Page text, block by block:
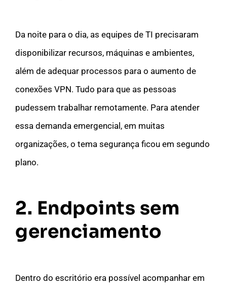
Da noite para o dia, as equipes de TI precisaram
disponibilizar recursos, máquinas e ambientes,
além de adequar processos para o aumento de
conexões VPN. Tudo para que as pessoas
pudessem trabalhar remotamente. Para atender
essa demanda emergencial, em muitas
organizações, o tema segurança ficou em segundo
plano.
2. Endpoints sem
gerenciamento
Dentro do escritório era possível acompanhar em